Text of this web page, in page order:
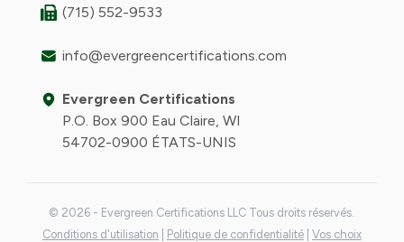
(715) 552-9533
info@evergreencertifications.com
Evergreen Certifications
P.O. Box 900 Eau Claire, WI
54702-0900 ÉTATS-UNIS
© 2026 - Evergreen Certifications LLC Tous droits réservés.
Conditions d'utilisation
Politique de confidentialité Vos choix